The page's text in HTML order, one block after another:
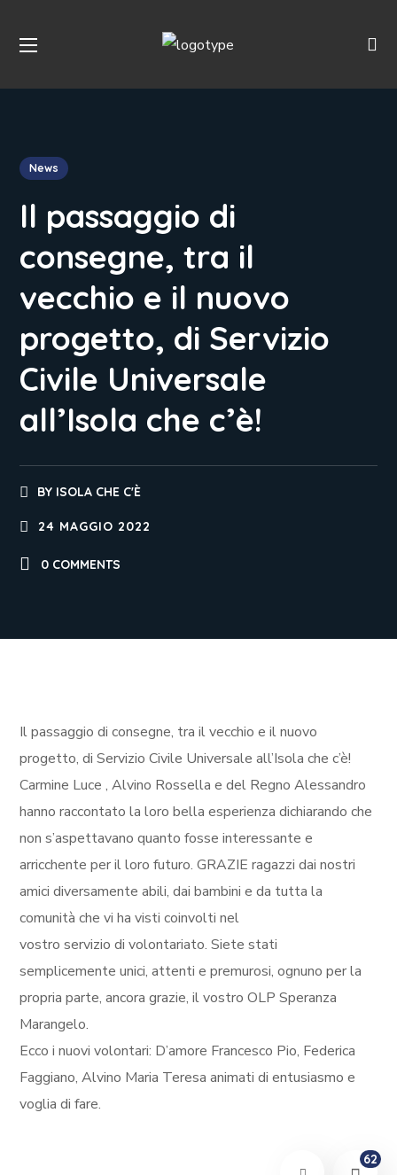
News
Il passaggio di
consegne, tra il
vecchio e il nuovo
progetto, di Servizio
Civile Universale
all’Isola che c’è!
BY ISOLA CHE C'È
24 MAGGIO 2022
0 COMMENTS
Il passaggio di consegne, tra il vecchio e il nuovo
progetto, di Servizio Civile Universale all’Isola che c’è!
Carmine Luce , Alvino Rossella e del Regno Alessandro
hanno raccontato la loro bella esperienza dichiarando che
non s’aspettavano quanto fosse interessante e
arricchente per il loro futuro. GRAZIE ragazzi dai nostri
amici diversamente abili, dai bambini e da tutta la
comunità che vi ha visti coinvolti nel
vostro servizio di volontariato. Siete stati
semplicemente unici, attenti e premurosi, ognuno per la
propria parte, ancora grazie, il vostro OLP Speranza
Marangelo.
Ecco i nuovi volontari: D’amore Francesco Pio, Federica
Faggiano, Alvino Maria Teresa animati di entusiasmo e
voglia di fare.
62